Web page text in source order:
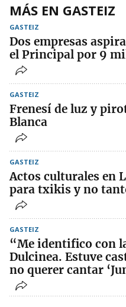
MÁS EN GASTEIZ
GASTEIZ
Dos empresas
el Principal por 9
GASTEIZ
Frenesí de luz y
Blanca
GASTEIZ
Actos culturales en
para txikis y no
GASTEIZ
“Me identifico con
Dulcinea. Estuve
no querer cantar